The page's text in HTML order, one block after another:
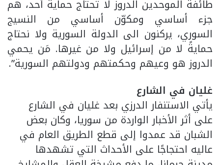
طائفة الموحدين الدروز لا تحتاج حماية أحد، هم
جزء أساسي ومكوّن أساسي من النسيج
السوري، يركنون الى الدولة السورية ولا نحتاج
حمايةً لا من إسرائيل ولا من غيرها. مَن يحمي
الدروز هو وعيهم وحكمتهم ودولتهم السورية”.
غليان في الشارع
يأتي الاستنفار الدرزي بعد غليان في الشارع
على أثر الأخبار الواردة من سوريا، وكان بعض
الشبان قد عمدوا إلى قطع الطريق العام في
عاليه احتجاجًا على الأحداث التي تشهدها